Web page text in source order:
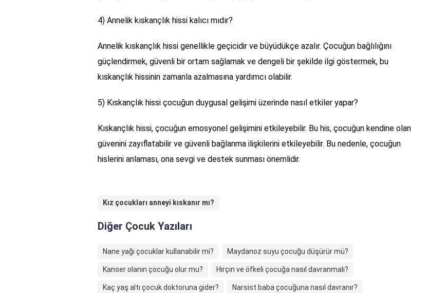
4) Annelik kıskançlık hissi kalıcı mıdır?
Annelik kıskançlık hissi genellikle geçicidir ve büyüdükçe azalır. Çocuğun bağlılığını
güçlendirmek, güvenli bir ortam sağlamak ve dengeli bir şekilde ilgi göstermek, bu
kıskançlık hissinin zamanla azalmasına yardımcı olabilir.
5) Kıskançlık hissi çocuğun duygusal gelişimi üzerinde nasıl etkiler yapar?
Kıskançlık hissi, çocuğun emosyonel gelişimini etkileyebilir. Bu his, çocuğun kendine olan
güvenini zayıflatabilir ve güvenli bağlanma ilişkilerini etkileyebilir. Bu nedenle, çocuğun
hislerini anlaması, ona sevgi ve destek sunması önemlidir.
Kız çocukları anneyi kıskanır mı?
Diğer Çocuk Yazıları
Nane yağı çocuklar kullanabilir mi? Maydanoz suyu çocuğu düşürür mü?
Kanser olanın çocuğu olur mu? Hırçın ve öfkeli çocuğa nasıl davranmalı?
Kaç yaş altı çocuk doktoruna gider? Narsist baba çocuğuna nasıl davranır?